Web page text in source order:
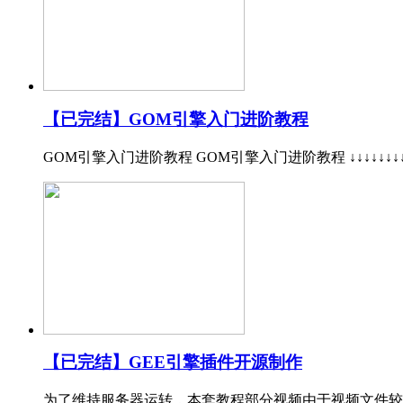
【已完结】GOM引擎入门进阶教程
GOM引擎入门进阶教程 GOM引擎入门进阶教程
【已完结】GEE引擎插件开源制作
为了维持服务器运转，本套教程部分视频由于视频文件